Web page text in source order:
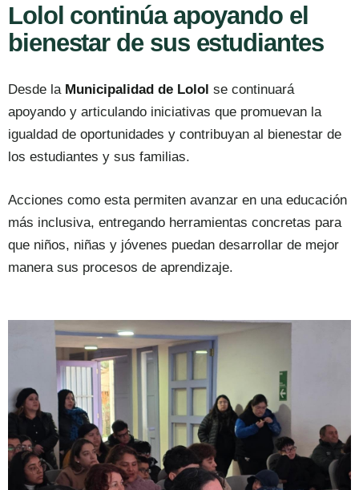
Lolol continúa apoyando el
bienestar de sus estudiantes
Desde la Municipalidad de Lolol se continuará
apoyando y articulando iniciativas que promuevan la
igualdad de oportunidades y contribuyan al bienestar de
los estudiantes y sus familias.
Acciones como esta permiten avanzar en una educación
más inclusiva, entregando herramientas concretas para
que niños, niñas y jóvenes puedan desarrollar de mejor
manera sus procesos de aprendizaje.